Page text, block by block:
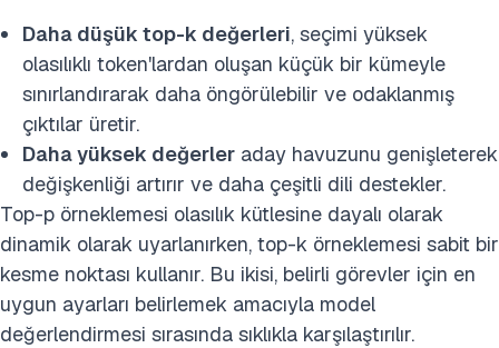
Daha düşük top-k değerleri, seçimi yüksek
olasılıklı token'lardan oluşan küçük bir kümeyle
sınırlandırarak daha öngörülebilir ve odaklanmış
çıktılar üretir.
Daha yüksek değerler aday havuzunu genişleterek
değişkenliği artırır ve daha çeşitli dili destekler.
Top-p örneklemesi olasılık kütlesine dayalı olarak
dinamik olarak uyarlanırken, top-k örneklemesi sabit bir
kesme noktası kullanır. Bu ikisi, belirli görevler için en
uygun ayarları belirlemek amacıyla model
değerlendirmesi sırasında sıklıkla karşılaştırılır.